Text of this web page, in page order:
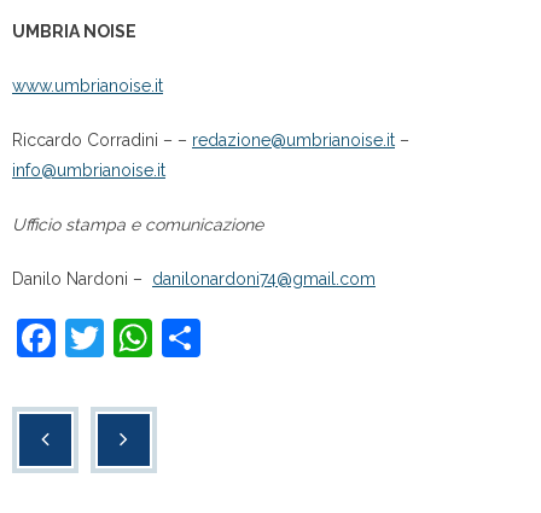
UMBRIA NOISE
www.umbrianoise.it
Riccardo Corradini – – redazione@umbrianoise.it –
info@umbrianoise.it
Ufficio stampa e comunicazione
Danilo Nardoni – danilonardoni74@gmail.com
F
c
T
tt
er
W
at